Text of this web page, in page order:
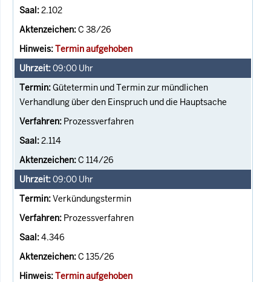
2.102
C 38/26
Termin aufgehoben
09:00 Uhr
Gütetermin und Termin zur mündlichen
Verhandlung über den Einspruch und die Hauptsache
Prozessverfahren
2.114
C 114/26
09:00 Uhr
Verkündungstermin
Prozessverfahren
4.346
C 135/26
Termin aufgehoben